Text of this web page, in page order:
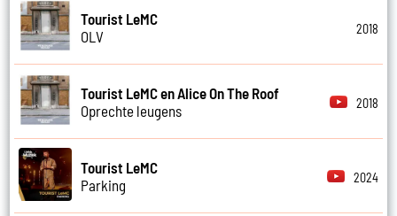
Tourist LeMC
OLV
2018
Tourist LeMC en Alice On The Roof
Oprechte leugens
2018
Tourist LeMC
Parking
2024